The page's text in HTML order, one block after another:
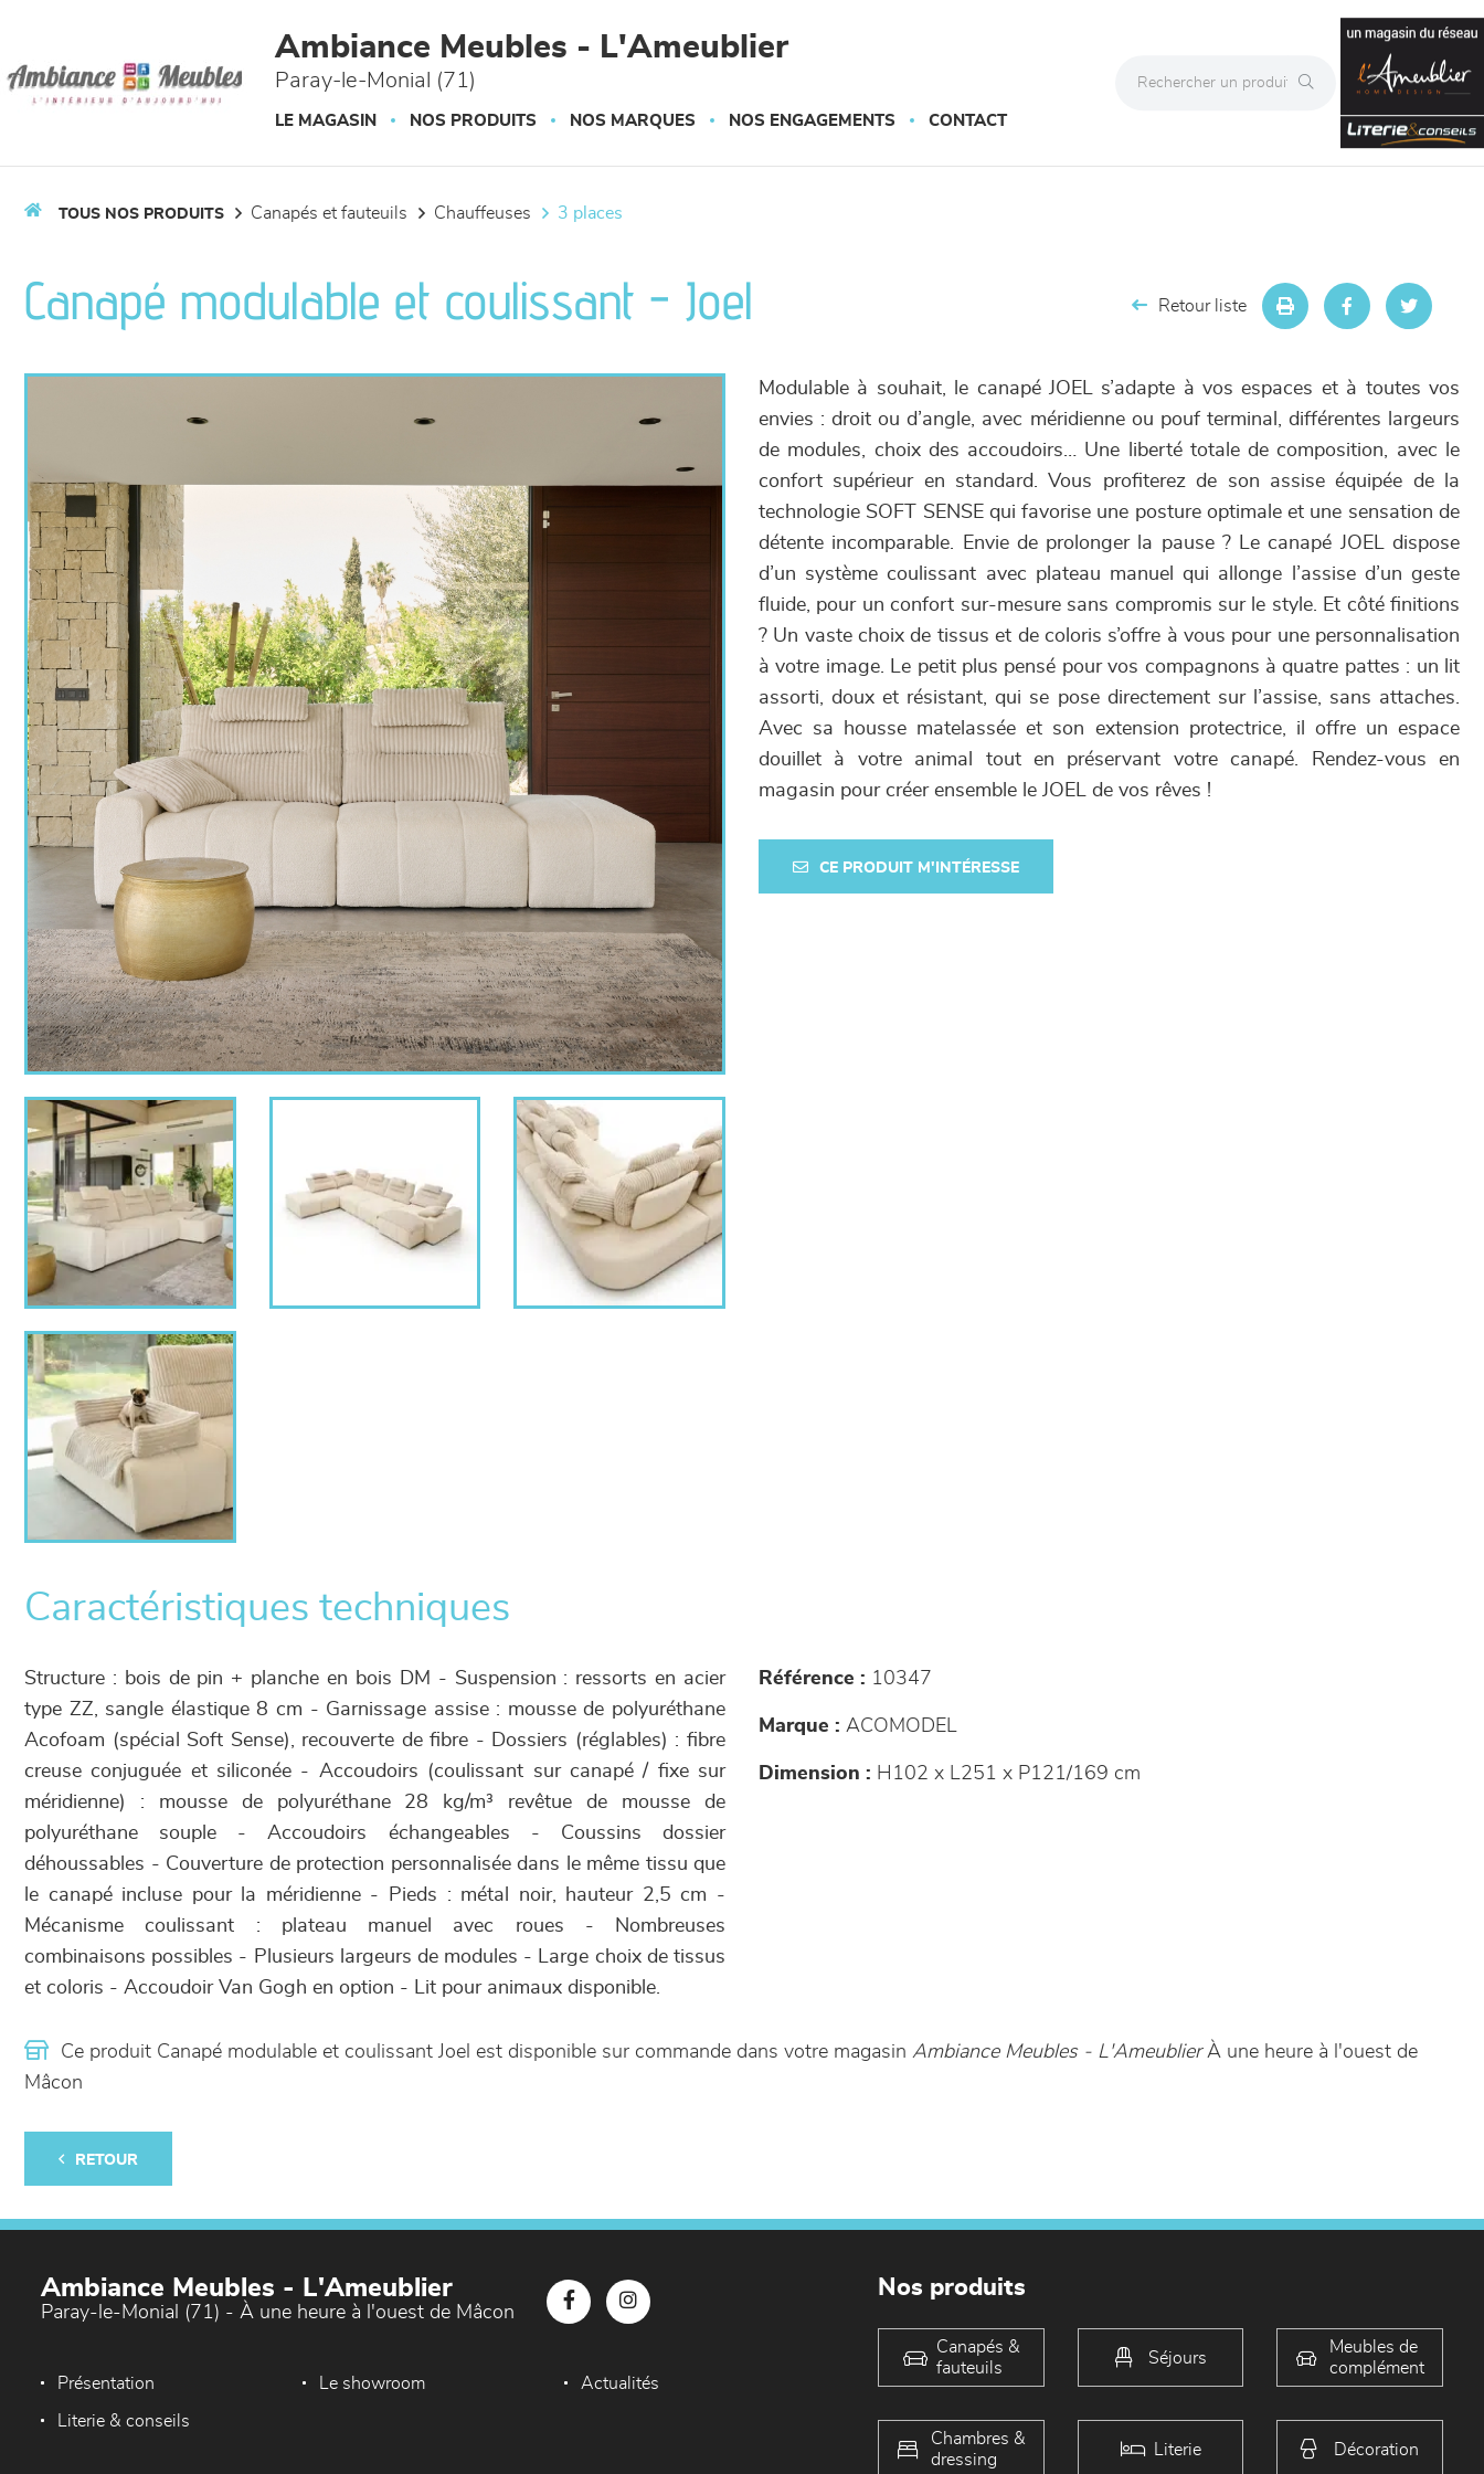
Ambiance Meubles - L'Ameublier
Paray-le-Monial (71)
LE MAGASIN NOS PRODUITS NOS MARQUES NOS ENGAGEMENTS CONTACT
TOUS NOS PRODUITS canapés et fauteuils chauffeuses 3 places
Canapé modulable et coulissant - Joel Retour liste
Modulable à souhait, le canapé JOEL s’adapte à vos espaces et à toutes vos
envies : droit ou d’angle, avec méridienne ou pouf terminal, différentes largeurs
de modules, choix des accoudoirs… Une liberté totale de composition, avec le
confort supérieur en standard. Vous profiterez de son assise équipée de la
technologie SOFT SENSE qui favorise une posture optimale et une sensation de
détente incomparable. Envie de prolonger la pause ? Le canapé JOEL dispose
d’un système coulissant avec plateau manuel qui allonge l’assise d’un geste
fluide, pour un confort sur-mesure sans compromis sur le style. Et côté finitions
? Un vaste choix de tissus et de coloris s’offre à vous pour une personnalisation
à votre image. Le petit plus pensé pour vos compagnons à quatre pattes : un lit
assorti, doux et résistant, qui se pose directement sur l’assise, sans attaches.
Avec sa housse matelassée et son extension protectrice, il offre un espace
douillet à votre animal tout en préservant votre canapé. Rendez-vous en
magasin pour créer ensemble le JOEL de vos rêves !
CE PRODUIT M'INTÉRESSE
Caractéristiques techniques
Structure : bois de pin + planche en bois DM - Suspension : ressorts en acier
type ZZ, sangle élastique 8 cm - Garnissage assise : mousse de polyuréthane
Acofoam (spécial Soft Sense), recouverte de fibre - Dossiers (réglables) : fibre
creuse conjuguée et siliconée - Accoudoirs (coulissant sur canapé / fixe sur
méridienne) : mousse de polyuréthane 28 kg/m³ revêtue de mousse de
polyuréthane souple - Accoudoirs échangeables - Coussins dossier
déhoussables - Couverture de protection personnalisée dans le même tissu que
le canapé incluse pour la méridienne - Pieds : métal noir, hauteur 2,5 cm -
Mécanisme coulissant : plateau manuel avec roues - Nombreuses
combinaisons possibles - Plusieurs largeurs de modules - Large choix de tissus
et coloris - Accoudoir Van Gogh en option - Lit pour animaux disponible.
Référence : 10347
Marque : ACOMODEL
Dimension : H102 x L251 x P121/169 cm
Ce produit Canapé modulable et coulissant Joel est disponible sur commande dans votre magasin Ambiance Meubles - L'AmeublierÀ une heure à l'ouest de
Mâcon
RETOUR
Ambiance Meubles - L'Ameublier
Paray-le-Monial (71) - À une heure à l'ouest de Mâcon
Présentation Le showroom Actualités
Literie & conseils
Nos produits
Canapés &
fauteuils
Séjours
Meubles de
complément
Chambres &
dressing
Literie Décoration